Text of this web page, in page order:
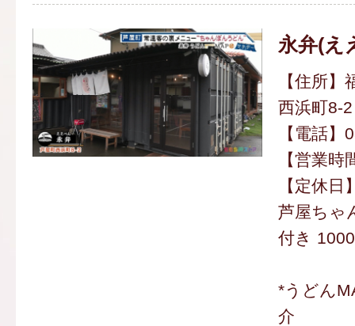
永弁(え
【住所
西浜町8-2
【電話
【営業
【定休日
芦屋ちゃ
付き
*うどん
介